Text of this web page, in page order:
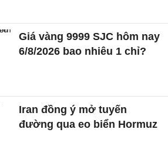
Giá vàng 9999 SJC hôm nay
6/8/2026 bao nhiêu 1 chỉ?
Iran đồng ý mở tuyến
đường qua eo biển Hormuz